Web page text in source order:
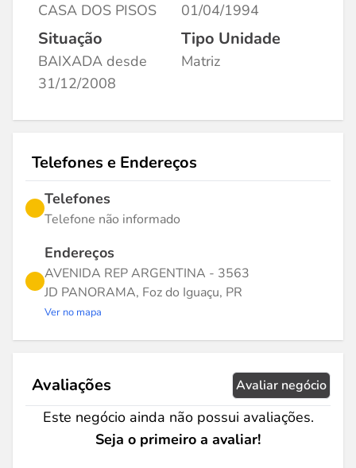
CASA DOS PISOS 01/04/1994
Situação
BAIXADA desde
31/12/2008
Tipo Unidade
Matriz
Telefones e Endereços
Telefones
Telefone não informado
Endereços
AVENIDA REP ARGENTINA - 3563
JD PANORAMA, Foz do Iguaçu, PR
Ver no mapa
Avaliações Avaliar negócio
Este negócio ainda não possui avaliações.
Seja o primeiro a avaliar!